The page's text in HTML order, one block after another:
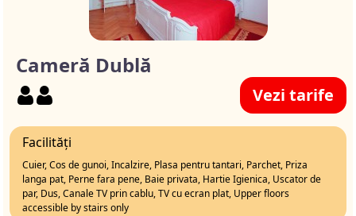
Cameră Dublă
Vezi tarife
Facilități
Cuier, Cos de gunoi, Incalzire, Plasa pentru tantari, Parchet, Priza
langa pat, Perne fara pene, Baie privata, Hartie Igienica, Uscator de
par, Dus, Canale TV prin cablu, TV cu ecran plat, Upper floors
accessible by stairs only